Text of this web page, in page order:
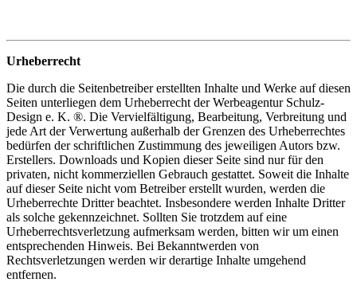
Urheberrecht
Die durch die Seitenbetreiber erstellten Inhalte und Werke auf diesen
Seiten unterliegen dem Urheberrecht der Werbeagentur Schulz-
Design e. K. ®. Die Vervielfältigung, Bearbeitung, Verbreitung und
jede Art der Verwertung außerhalb der Grenzen des Urheberrechtes
bedürfen der schriftlichen Zustimmung des jeweiligen Autors bzw.
Erstellers. Downloads und Kopien dieser Seite sind nur für den
privaten, nicht kommerziellen Gebrauch gestattet. Soweit die Inhalte
auf dieser Seite nicht vom Betreiber erstellt wurden, werden die
Urheberrechte Dritter beachtet. Insbesondere werden Inhalte Dritter
als solche gekennzeichnet. Sollten Sie trotzdem auf eine
Urheberrechtsverletzung aufmerksam werden, bitten wir um einen
entsprechenden Hinweis. Bei Bekanntwerden von
Rechtsverletzungen werden wir derartige Inhalte umgehend
entfernen.